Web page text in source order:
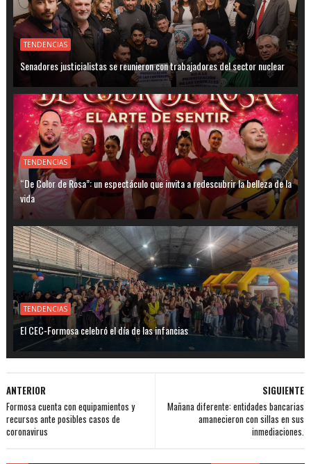
TENDENCIAS
Senadores justicialistas se reunieron con trabajadores del sector nuclear
TENDENCIAS
“De Color de Rosa”: un espectáculo que invita a redescubrir la belleza de la
vida
TENDENCIAS
El CEC-Formosa celebró el día de las infancias
SIGUIENTE
Mañana diferente: entidades bancarias
amanecieron con sillas en sus
inmediaciones.
ANTERIOR
Formosa cuenta con equipamientos y
recursos ante posibles casos de
coronavirus